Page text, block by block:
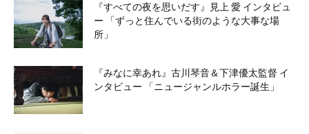
『すべての夜を思いだす』見上 愛 インタビュ
ー 「ずっと住んでいる街のような大事な場
所」
『みなに幸あれ』古川琴音＆下津優太監督 イ
ンタビュー 「ニュージャンルホラー誕生」